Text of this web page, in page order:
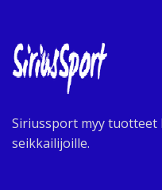
Siriussport myy tuotteet
seikkailijoille.